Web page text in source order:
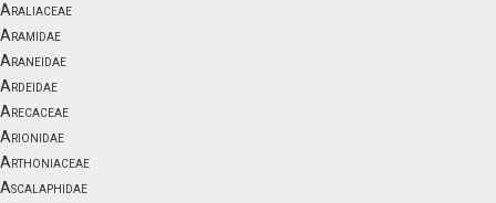
Araliaceae
Aramidae
Araneidae
Ardeidae
Arecaceae
Arionidae
Arthoniaceae
Ascalaphidae